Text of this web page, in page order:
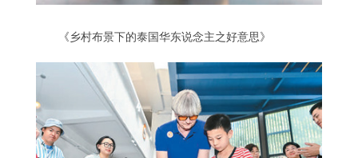
《乡村布景下的泰国华东说念主之好意思》